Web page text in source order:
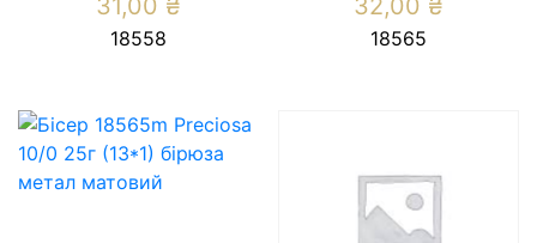
31,00 ₴
18558
32,00 ₴
18565